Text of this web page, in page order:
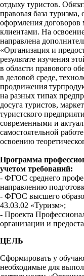
отдыху туристов.
правовая база
оформления
клиентами. На
направлена
«Организация и
результате изучения
в области правового
в деловой среде,
продвижения
на разных типах
досуга туристов,
туристского
современными и
самостоятельной
освоению
Программа
учетом требований:
- ФГОС среднего
направлению
- ФГОС высшего
43.03.02 «Туризм»;
- Проекта
организации и
ЦЕЛЬ
Сформировать у
необходимые для